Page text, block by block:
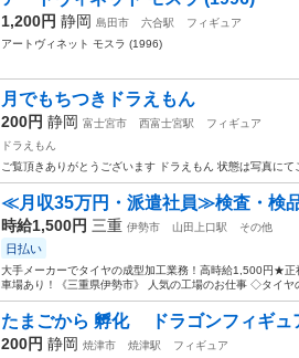
1,200円 静岡 島田市 六合駅
フィギュア
アートヴィネット モスラ (1996)
月でもちつきドラえもん
200円 静岡 富士宮市 西富士宮駅
フィギュア
ドラえもん
ご覧頂きありがとうございます ドラえもん 状態は写真に
≪月収35万円・派遣社員≫検査・検
時給1,500円 三重 伊勢市 山田上口駅 その他
日払い
大手メーカーでタイヤの成型加工業務！高時給1,500円★
車場あり！《三重県伊勢市》 人気の工場のお仕事 ◇タイ
たまごから 孵化 ドラゴンフィギュ
200円 静岡 焼津市 焼津駅
フィギュア